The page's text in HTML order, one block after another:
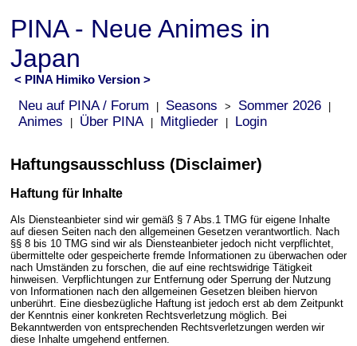
PINA - Neue Animes in
Japan
< PINA Himiko Version >
Neu auf PINA / Forum Seasons > Sommer 2026
Animes Über PINA Mitglieder Login
Haftungsausschluss (Disclaimer)
Haftung für Inhalte
Als Diensteanbieter sind wir gemäß § 7 Abs.1 TMG für eigene Inhalte
auf diesen Seiten nach den allgemeinen Gesetzen verantwortlich. Nach
§§ 8 bis 10 TMG sind wir als Diensteanbieter jedoch nicht verpflichtet,
übermittelte oder gespeicherte fremde Informationen zu überwachen oder
nach Umständen zu forschen, die auf eine rechtswidrige Tätigkeit
hinweisen. Verpflichtungen zur Entfernung oder Sperrung der Nutzung
von Informationen nach den allgemeinen Gesetzen bleiben hiervon
unberührt. Eine diesbezügliche Haftung ist jedoch erst ab dem Zeitpunkt
der Kenntnis einer konkreten Rechtsverletzung möglich. Bei
Bekanntwerden von entsprechenden Rechtsverletzungen werden wir
diese Inhalte umgehend entfernen.